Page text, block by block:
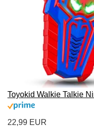
Toyokid Walkie Talkie
22,99 EUR